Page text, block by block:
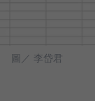
圖／ 李岱君